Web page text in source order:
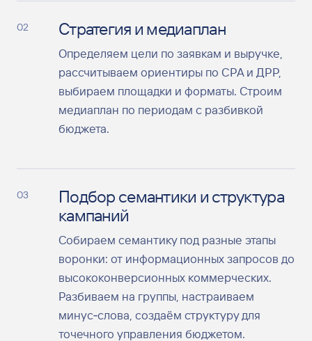
02 Стратегия и медиаплан
Определяем цели по заявкам и выручке,
рассчитываем ориентиры по CPA и ДРР,
выбираем площадки и форматы. Строим
медиаплан по периодам с разбивкой
бюджета.
03
Подбор семантики и структура
кампаний
Собираем семантику под разные этапы
воронки: от информационных запросов до
высококонверсионных коммерческих.
Разбиваем на группы, настраиваем
минус‑слова, создаём структуру для
точечного управления бюджетом.